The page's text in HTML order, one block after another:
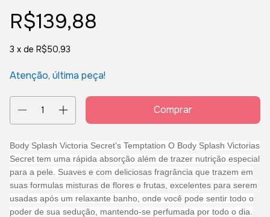
R$139,88
3 x de R$50,93
Atenção, última peça!
Body Splash Victoria Secret's Temptation O Body Splash Victorias
Secret tem uma rápida absorção além de trazer nutrição especial
para a pele. Suaves e com deliciosas fragrância que trazem em
suas formulas misturas de flores e frutas, excelentes para serem
usadas após um relaxante banho, onde você pode sentir todo o
poder de sua sedução, mantendo-se perfumada por todo o dia.